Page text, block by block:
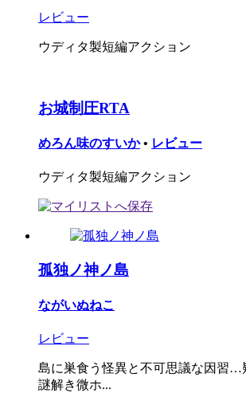
レビュー
ウディタ製短編アクション
お城制圧RTA
めろん味のすいか • レビュー
ウディタ製短編アクション
孤独ノ神ノ島
ながいぬねこ
レビュー
島に巣食う怪異と不可思議な因習…
謎解き微ホ...